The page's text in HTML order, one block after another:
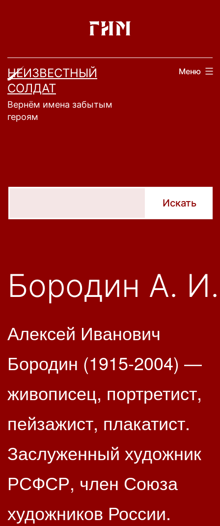
НЕИЗВЕСТНЫЙ
СОЛДАТ
Вернём имена забытым
героям
Меню
Бородин А. И.
Алексей Иванович
Бородин (1915-2004) —
живописец, портретист,
пейзажист, плакатист.
Заслуженный художник
РСФСР, член Союза
художников России.